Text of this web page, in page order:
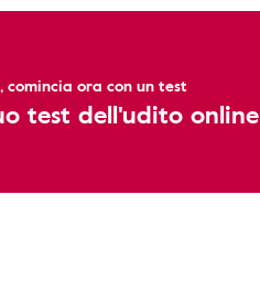
comincia ora con un test
test dell'udito online